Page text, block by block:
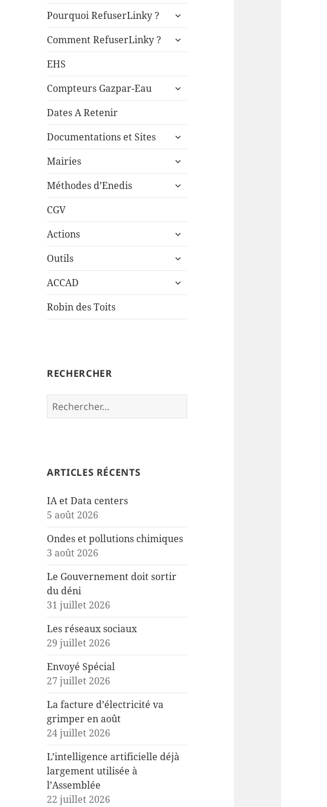
Pourquoi RefuserLinky ?
ouvrir
sous-
Comment RefuserLinky ?
ouvrir
EHS
Compteurs Gazpar-Eau
ouvrir
Dates A Retenir
Documentations et Sites
ouvrir
sous-
Mairies
ouvrir
sous-
Méthodes d’Enedis
ouvrir
CGV
Actions
ouvrir
sous-
Outils
ouvrir
sous-
ACCAD
ouvrir
Robin des Toits
RECHERCHER
Rechercher :
ARTICLES RÉCENTS
IA et Data centers
5 août 2026
Ondes et pollutions chimiques
3 août 2026
Le Gouvernement doit sortir
du déni
31 juillet 2026
Les réseaux sociaux
29 juillet 2026
Envoyé Spécial
27 juillet 2026
La facture d’électricité va
grimper en août
24 juillet 2026
L’intelligence artificielle déjà
largement utilisée à
l’Assemblée
22 juillet 2026